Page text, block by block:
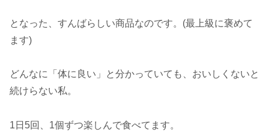
となった、すんばらしい商品なのです。(最上級に褒めて
ます)
どんなに「体に良い」と分かっていても、おいしくないと
続けらない私。
1日5回、1個ずつ楽しんで食べてます。